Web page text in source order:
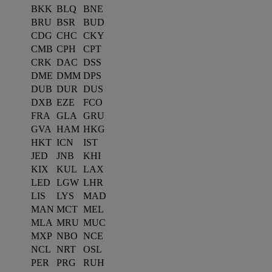
BKK BLQ
BNE
BRU BSR
BUD
CDG CHC
CKY
CMB CPH
CPT
CRK DAC DSS
DME DMM DPS
DUB DUR
DUS
DXB EZE
FCO
FRA
GLA
GRU
GVA HAM HKG
HKT ICN
IST
JED
JNB
KHI
KIX
KUL
LAX
LED
LGW LHR
LIS
LYS
MAD
MAN MCT MEL
MLA MRU MUC
MXP NBO NCE
NCL NRT
OSL
PER
PRG
RUH